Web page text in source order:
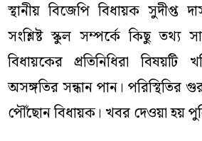
স্থানীয় বিজেপি বিধায়ক সুদীপ্ত
সংশ্লিষ্ট স্কুল সম্পর্কে কিছু
বিধায়কের প্রতিনিধিরা বিষয়টি
অসঙ্গতির সন্ধান পান। পরিস্থিতির
পৌঁছোন বিধায়ক। খবর দেওয়া হয়